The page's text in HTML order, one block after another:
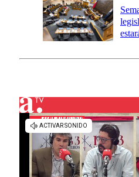
Preventiva en
tres comunas
el